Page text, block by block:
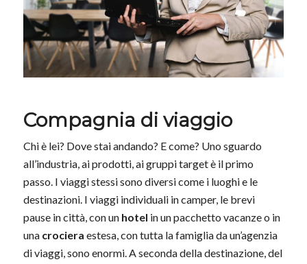
Compagnia di viaggio
Chi è lei? Dove stai andando? E come? Uno sguardo
all’industria, ai prodotti, ai gruppi target è il primo
passo. I viaggi stessi sono diversi come i luoghi e le
destinazioni. I viaggi individuali in camper, le brevi
pause in città, con un hotel in un pacchetto vacanze o in
una crociera estesa, con tutta la famiglia da un’agenzia
di viaggi, sono enormi. A seconda della destinazione, del